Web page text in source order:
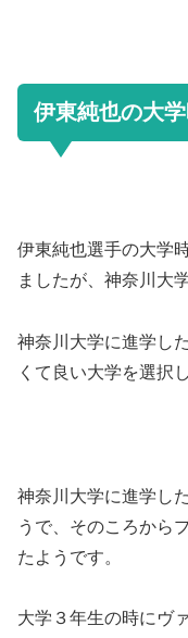
伊東純也の大
伊東純也選手の大学
ましたが、神奈川大
神奈川大学に進学し
くて良い大学を選択
神奈川大学に進学し
うで、そのころから
たようです。
大学３年生の時にヴ